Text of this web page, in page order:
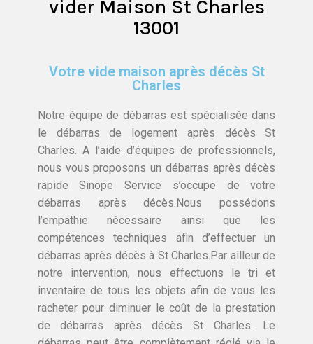
vider Maison St Charles
13001
Votre vide maison après décès St
Charles
Notre équipe de débarras est spécialisée dans
le débarras de logement après décès St
Charles. A l’aide d’équipes de professionnels,
nous vous proposons un débarras après décès
rapide Sinope Service s’occupe de votre
débarras après décès.Nous possédons
l’empathie nécessaire ainsi que les
compétences techniques afin d’effectuer un
débarras après décès à St Charles.Par ailleur de
notre intervention, nous effectuons le tri et
inventaire de tous les objets afin de vous les
racheter pour diminuer le coût de la prestation
de débarras après décès St Charles. Le